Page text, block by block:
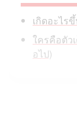
เกิดอะไร
ใครคือตัว
อไป)